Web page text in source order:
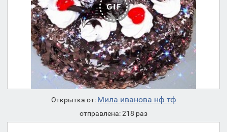
Открытка от: Мила иванова нф тф
отправлена: 218 раз